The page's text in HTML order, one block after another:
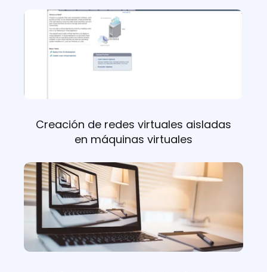
Creación de redes virtuales aisladas
en máquinas virtuales